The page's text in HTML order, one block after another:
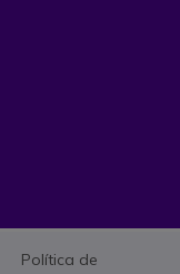
Política de